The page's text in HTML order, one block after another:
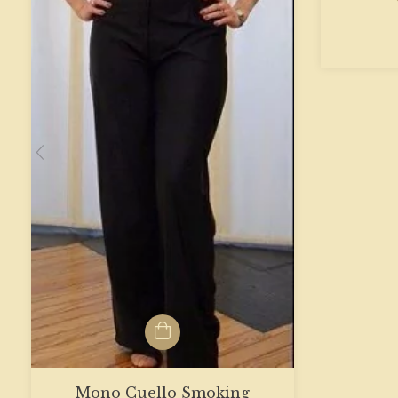
Mono Cuello Smoking